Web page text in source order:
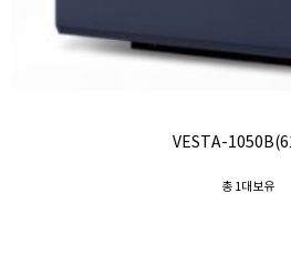
VESTA-1050B(6
총 1대보유